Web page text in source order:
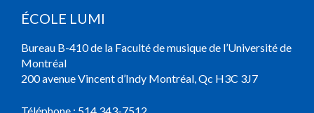
ÉCOLE LUMI
Bureau B-410 de la Faculté de musique de l’Université de
Montréal
200 avenue Vincent d’Indy Montréal, Qc H3C 3J7